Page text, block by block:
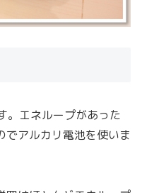
。エネループがあった
でアルカリ電池を使いま